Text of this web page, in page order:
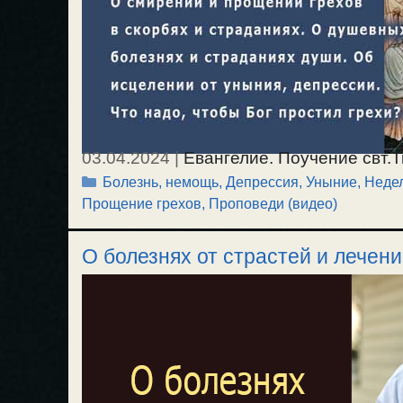
03.04.2024|Евангелие. Поучение
прощении грехов на примере с
скорбях и страданиях.Грех, страсть —
душевному сладострастию, тем
2-е воскресенье, неделя Великого
Рубрики
Болезнь, немощь, Депрессия, Уныние,
Прощение грехов, Проповеди (видео)
О болезнях от страстей и